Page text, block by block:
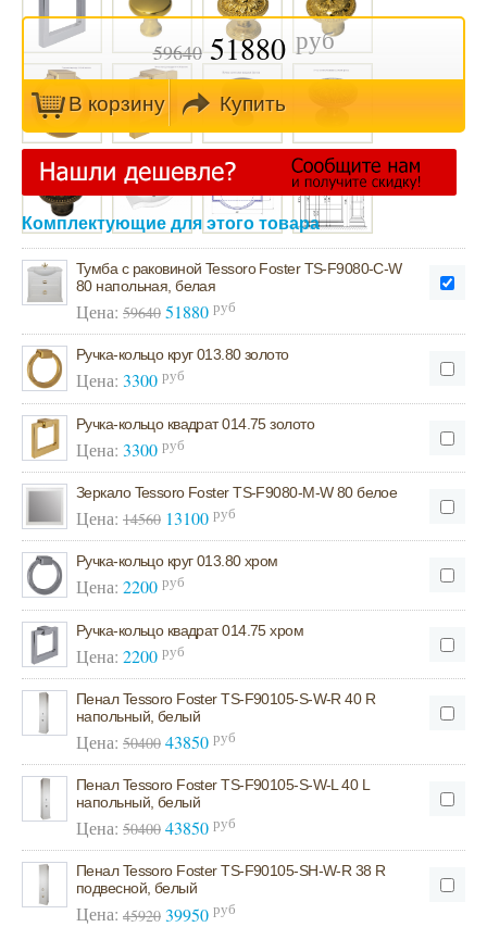
59640 51880 руб
В кoрзину Купить
Комплектующие для этого товара
Тумба с раковиной Tessoro Foster TS-F9080-C-W
80 напольная, белая
Цена: 59640 51880 руб
Ручка-кольцо круг 013.80 золото
Цена: 3300 руб
Ручка-кольцо квадрат 014.75 золото
Цена: 3300 руб
Зеркало Tessoro Foster TS-F9080-M-W 80 белое
Цена: 14560 13100 руб
Ручка-кольцо круг 013.80 хром
Цена: 2200 руб
Ручка-кольцо квадрат 014.75 хром
Цена: 2200 руб
Пенал Tessoro Foster TS-F90105-S-W-R 40 R
напольный, белый
Цена: 50400 43850 руб
Пенал Tessoro Foster TS-F90105-S-W-L 40 L
напольный, белый
Цена: 50400 43850 руб
Пенал Tessoro Foster TS-F90105-SH-W-R 38 R
подвесной, белый
Цена: 45920 39950 руб